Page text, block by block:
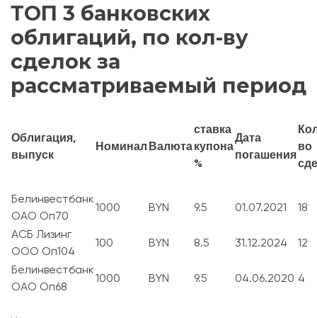
ТОП 3 банковских
облигаций, по кол-ву
сделок за
рассматриваемый период
Облигация,
выпуск
НоминалВалюта
ставка
купона
%
Дата
погашения
во
Белинвестбанк
ОАО Оп70
1000 BYN 9.5 01.07.2021
18
АСБ Лизинг
ООО Оп104
100 BYN 8.5 31.12.2024
12
Белинвестбанк
ОАО Оп68
1000 BYN 9.5 04.06.2020 4